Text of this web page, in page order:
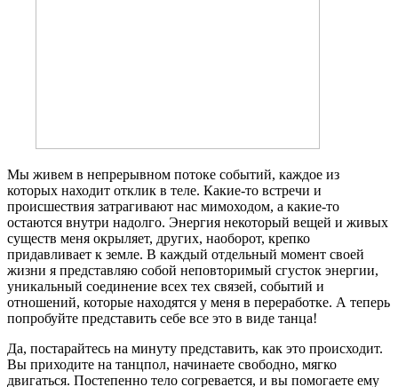
Мы живем в непрерывном потоке событий, каждое из
которых находит отклик в теле. Какие-то встречи и
происшествия затрагивают нас мимоходом, а какие-то
остаются внутри надолго. Энергия некоторый вещей и живых
существ меня окрыляет, других, наоборот, крепко
придавливает к земле. В каждый отдельный момент своей
жизни я представляю собой неповторимый сгусток энергии,
уникальный соединение всех тех связей, событий и
отношений, которые находятся у меня в переработке. А теперь
попробуйте представить себе все это в виде танца!
Да, постарайтесь на минуту представить, как это происходит.
Вы приходите на танцпол, начинаете свободно, мягко
двигаться. Постепенно тело согревается, и вы помогаете ему